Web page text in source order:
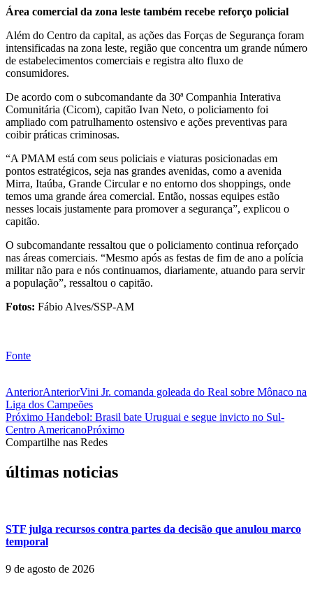
Área comercial da zona leste também recebe reforço policial
Além do Centro da capital, as ações das Forças de Segurança foram
intensificadas na zona leste, região que concentra um grande número
de estabelecimentos comerciais e registra alto fluxo de
consumidores.
De acordo com o subcomandante da 30ª Companhia Interativa
Comunitária (Cicom), capitão Ivan Neto, o policiamento foi
ampliado com patrulhamento ostensivo e ações preventivas para
coibir práticas criminosas.
“A PMAM está com seus policiais e viaturas posicionadas em
pontos estratégicos, seja nas grandes avenidas, como a avenida
Mirra, Itaúba, Grande Circular e no entorno dos shoppings, onde
temos uma grande área comercial. Então, nossas equipes estão
nesses locais justamente para promover a segurança”, explicou o
capitão.
O subcomandante ressaltou que o policiamento continua reforçado
nas áreas comerciais. “Mesmo após as festas de fim de ano a polícia
militar não para e nós continuamos, diariamente, atuando para servir
a população”, ressaltou o capitão.
Fotos: Fábio Alves/SSP-AM
Fonte
AnteriorAnteriorVini Jr. comanda goleada do Real sobre Mônaco na
Liga dos Campeões
Próximo Handebol: Brasil bate Uruguai e segue invicto no Sul-
Centro AmericanoPróximo
Compartilhe nas Redes
últimas noticias
STF julga recursos contra partes da decisão que anulou marco
temporal
9 de agosto de 2026